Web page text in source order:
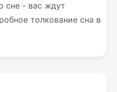
сне - вас ждут
толкование сна в